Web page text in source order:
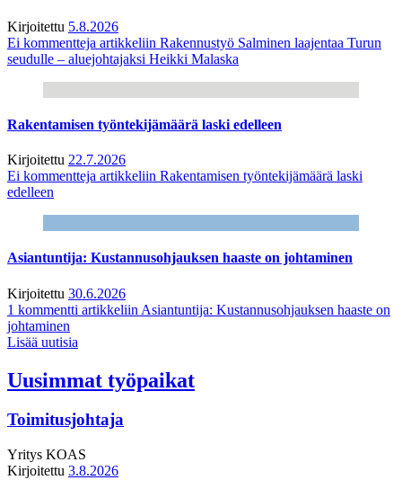
Kirjoitettu 5.8.2026
Ei kommentteja artikkeliin Rakennustyö Salminen laajentaa Turun
seudulle – aluejohtajaksi Heikki Malaska
Rakentamisen työntekijämäärä laski edelleen
Kirjoitettu 22.7.2026
Ei kommentteja artikkeliin Rakentamisen työntekijämäärä laski
edelleen
Asiantuntija: Kustannusohjauksen haaste on johtaminen
Kirjoitettu 30.6.2026
1 kommentti artikkeliin Asiantuntija: Kustannusohjauksen haaste on
johtaminen
Lisää uutisia
Uusimmat työpaikat
Toimitusjohtaja
Yritys KOAS
Kirjoitettu 3.8.2026